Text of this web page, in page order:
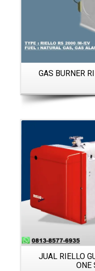
GAS BURNER
JUAL RIELLO
ONE